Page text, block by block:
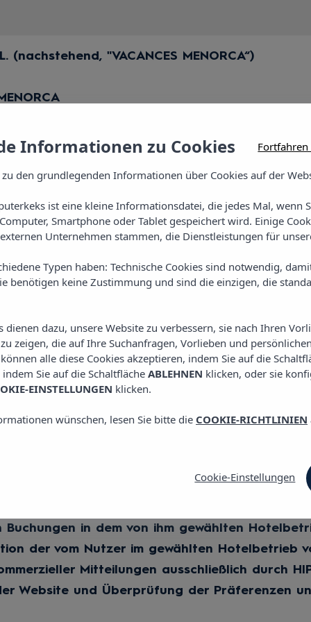
(nachstehend, "VACANCES MENORCA“)
wie wir Ihre Daten über diese Website verarbeiten,
Bitte geben Sie im Betreff
ermöglicht.
der Nutzer klar und einfach über die Verarbeitung
seiner Navigation abgeleiteten Daten und sonstige
nicht in allen Fällen die Einwilligung, sondern die
berechtigtes Interesse oder Einwilligung, je nach
ob er seine personenbezogenen Daten über
sind grundsätzlich verpflichtend (sofern im
Daten daher nicht oder nicht korrekt bereitgestellt,
die Inhalte der Website frei einsehen.
GROUP, S.L. DIE PERSONENBEZOGENEN
Daten werden von HIPERION HOTEL GROUP,
Zwecken verarbeitet:
über die “Website” als auch über das Contact
Ihnen gewählten Hotelbetriebs
in dem von ihm gewählten
der vom Nutzer im gewählten Hotelbetrieb
Mitteilungen ausschließlich durch
Website und Überprüfung der Präferenzen
Informationen zu Cookies Fortfahren
den grundlegenden Informationen über Cookies auf der
ist eine kleine Informationsdatei, die jedes Mal, wenn
Smartphone oder Tablet gespeichert wird. Einige
Unternehmen stammen, die Dienstleistungen für
Typen haben: Technische Cookies sind notwendig,
benötigen keine Zustimmung und sind die einzigen, die
dienen dazu, unsere Website zu verbessern, sie nach Ihren
zeigen, die auf Ihre Suchanfragen, Vorlieben und
alle diese Cookies akzeptieren, indem Sie auf die
Sie auf die SchaltflächeABLEHNEN klicken, oder sie
EINSTELLUNGEN klicken.
wünschen, lesen Sie bitte die COOKIE-RICHTLINIEN
Cookie-Einstellungen